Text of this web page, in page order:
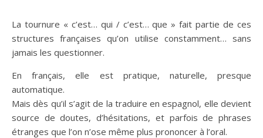
La tournure « c’est… qui / c’est… que » fait partie de ces
structures françaises qu’on utilise constamment… sans
jamais les questionner.
En français, elle est pratique, naturelle, presque
automatique.
Mais dès qu’il s’agit de la traduire en espagnol, elle devient
source de doutes, d’hésitations, et parfois de phrases
étranges que l’on n’ose même plus prononcer à l’oral.